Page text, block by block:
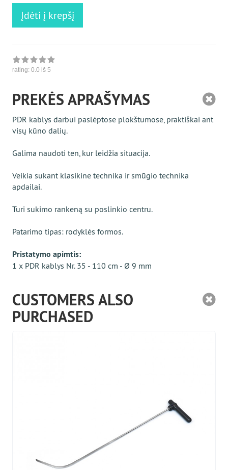
Įdėti į krepšį
rating: 0.0 iš 5
PREKĖS APRAŠYMAS
PDR kablys darbui paslėptose plokštumose, praktiškai ant
visų kūno dalių.
Galima naudoti ten, kur leidžia situacija.
Veikia sukant klasikine technika ir smūgio technika
apdailai.
Turi sukimo rankeną su poslinkio centru.
Patarimo tipas: rodyklės formos.
Pristatymo apimtis:
1 x PDR kablys Nr. 35 - 110 cm - Ø 9 mm
CUSTOMERS ALSO
PURCHASED